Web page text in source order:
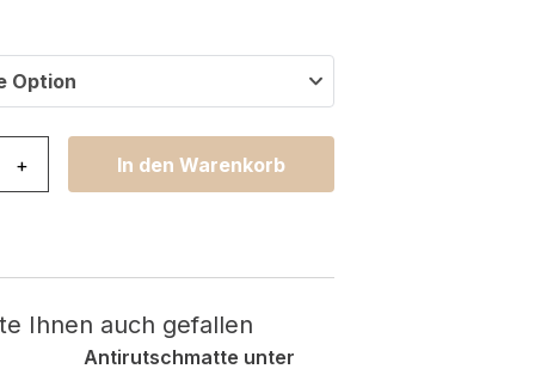
Option
+ In den Warenkorb
Ihnen auch gefallen
Antirutschmatte unter